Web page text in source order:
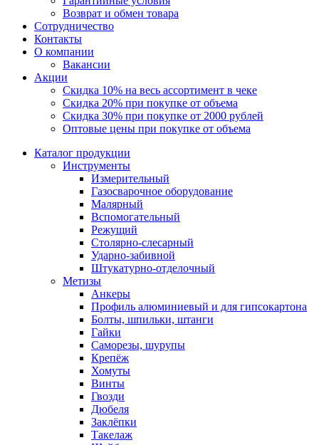
Возврат и обмен товара
Сотрудничество
Контакты
О компании
Вакансии
Акции
Скидка 10% на весь ассортимент в чеке
Скидка 20% при покупке от объема
Скидка 30% при покупке от 2000 рублей
Оптовые цены при покупке от объема
Каталог продукции
Инструменты
Измерительный
Газосварочное оборудование
Малярный
Вспомогательный
Режущий
Столярно-слесарный
Ударно-забивной
Штукатурно-отделочный
Метизы
Анкеры
Профиль алюминиевый и для гипсокартона
Болты, шпильки, штанги
Гайки
Саморезы, шурупы
Крепёж
Хомуты
Винты
Гвозди
Дюбеля
Заклёпки
Такелаж